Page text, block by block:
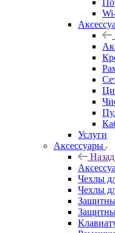
Услуги
Аксессуары
Назад
Чехлы
Чехлы